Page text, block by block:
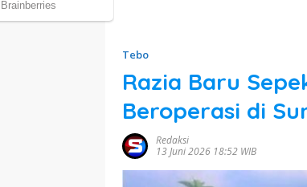
Tebo
Razia Baru
Beroperasi di
Redaksi
13 Juni 2026 18:52 WIB